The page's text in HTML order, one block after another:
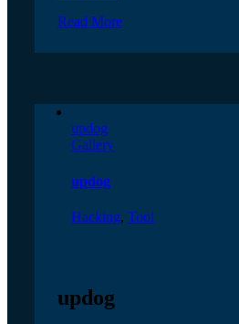
Read More
updog
Gallery
updog
Hacking, Tool
updog